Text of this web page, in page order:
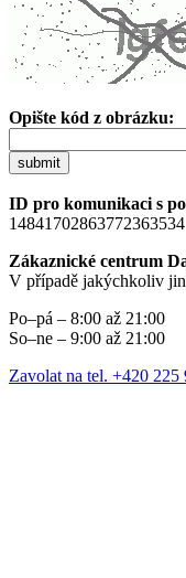
Opište kód z obrázku:
submit
ID pro komunikaci s
14841702863772363534
Zákaznické centrum
V případě jakýchkoliv
Po–pá – 8:00 až 21:00
So–ne – 9:00 až 21:00
Zavolat na tel. +420 225